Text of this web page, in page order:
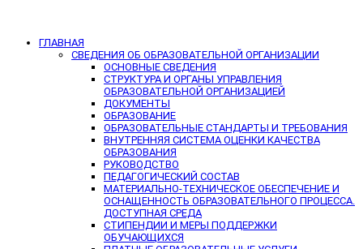
ГЛАВНАЯ
СВЕДЕНИЯ ОБ ОБРАЗОВАТЕЛЬНОЙ ОРГАНИЗАЦИИ
ОСНОВНЫЕ СВЕДЕНИЯ
СТРУКТУРА И ОРГАНЫ УПРАВЛЕНИЯ
ОБРАЗОВАТЕЛЬНОЙ ОРГАНИЗАЦИЕЙ
ДОКУМЕНТЫ
ОБРАЗОВАНИЕ
ОБРАЗОВАТЕЛЬНЫЕ СТАНДАРТЫ И ТРЕБОВАНИЯ
ВНУТРЕННЯЯ СИСТЕМА ОЦЕНКИ КАЧЕСТВА
ОБРАЗОВАНИЯ
РУКОВОДСТВО
ПЕДАГОГИЧЕСКИЙ СОСТАВ
МАТЕРИАЛЬНО-ТЕХНИЧЕСКОЕ ОБЕСПЕЧЕНИЕ И
ОСНАЩЕННОСТЬ ОБРАЗОВАТЕЛЬНОГО ПРОЦЕССА.
ДОСТУПНАЯ СРЕДА
СТИПЕНДИИ И МЕРЫ ПОДДЕРЖКИ
ОБУЧАЮЩИХСЯ